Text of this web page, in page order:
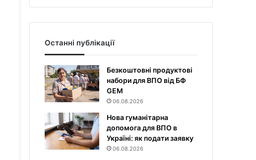
Останні публікації
Безкоштовні продуктові
набори для ВПО від БФ
GEM
06.08.2026
Нова гуманітарна
допомога для ВПО в
Україні: як подати заявку
06.08.2026